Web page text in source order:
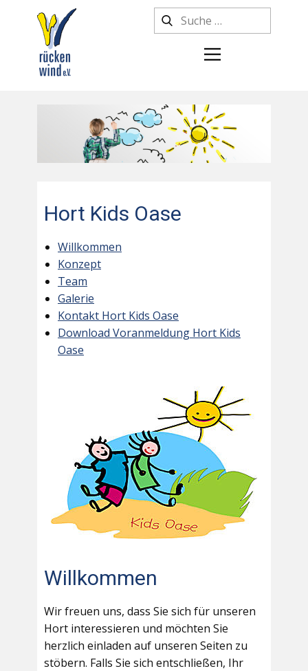
Hort Kids Oase
Willkommen
Konzept
Team
Galerie
Kontakt Hort Kids Oase
Download Voranmeldung Hort Kids
Oase
Willkommen
Wir freuen uns, dass Sie sich für unseren
Hort interessieren und möchten Sie
herzlich einladen auf unseren Seiten zu
stöbern. Falls Sie sich entschließen, Ihr